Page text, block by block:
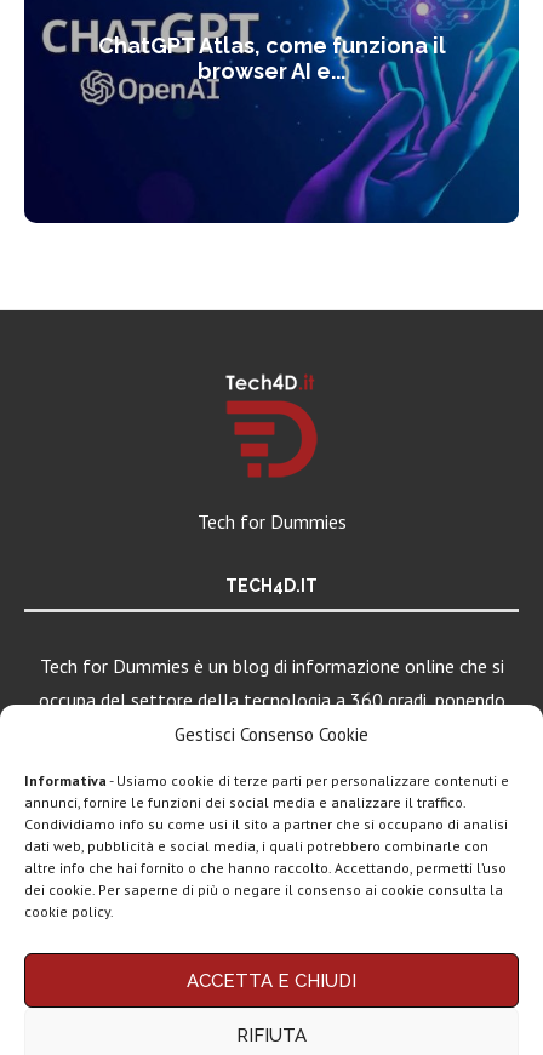
Gestisci Consenso Cookie
Informativa - Usiamo cookie di terze parti per personalizzare contenuti e
annunci, fornire le funzioni dei social media e analizzare il traffico.
Condividiamo info su come usi il sito a partner che si occupano di analisi
dati web, pubblicità e social media, i quali potrebbero combinarle con
altre info che hai fornito o che hanno raccolto. Accettando, permetti l’uso
dei cookie. Per saperne di più o negare il consenso ai cookie consulta la
cookie policy.
ACCETTA E CHIUDI
RIFIUTA
ChatGPT Atlas, come funziona il
browser AI e...
Tech for Dummies
TECH4D.IT
Tech for Dummies è un blog di informazione online che si
occupa del settore della tecnologia a 360 gradi, ponendo
una particolare attenzione al mondo Android, Apple e
Chi siamo Contatti Disclaimer Privacy policy
Questo blog non rappresenta una testata giornalistica in quanto viene aggiornato
LEGGI ANCHE
ClawdBot
(OpenClaw):